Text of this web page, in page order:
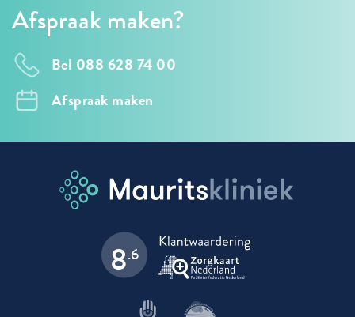
Afspraak maken?
Bel 088 628 74 00
Afspraak maken
8.6